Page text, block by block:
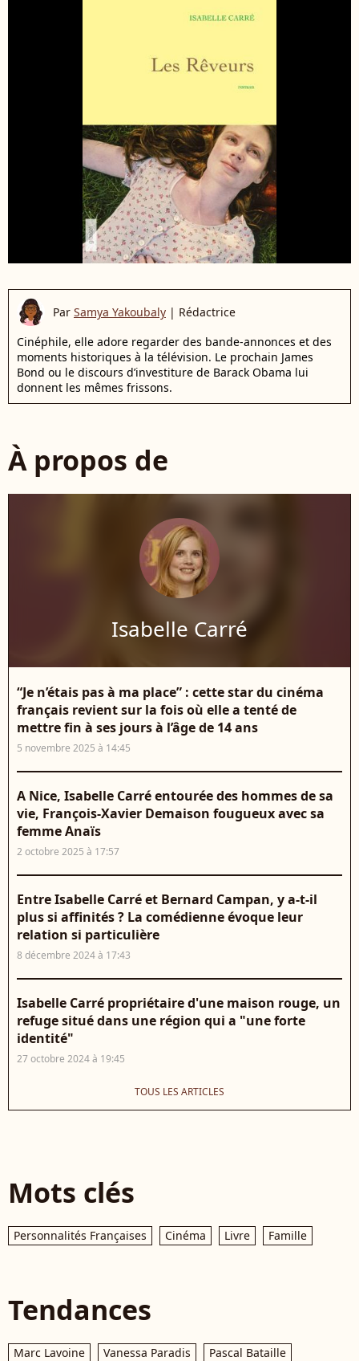
Par Samya Yakoubaly | Rédactrice
Cinéphile, elle adore regarder des bande-annonces et des
moments historiques à la télévision. Le prochain James
Bond ou le discours d’investiture de Barack Obama lui
donnent les mêmes frissons.
À propos de
Isabelle Carré
“Je n’étais pas à ma place” : cette star du cinéma
français revient sur la fois où elle a tenté de
mettre fin à ses jours à l’âge de 14 ans
5 novembre 2025 à 14:45
A Nice, Isabelle Carré entourée des hommes de sa
vie, François-Xavier Demaison fougueux avec sa
femme Anaïs
2 octobre 2025 à 17:57
Entre Isabelle Carré et Bernard Campan, y a-t-il
plus si affinités ? La comédienne évoque leur
relation si particulière
8 décembre 2024 à 17:43
Isabelle Carré propriétaire d'une maison rouge, un
refuge situé dans une région qui a "une forte
identité"
27 octobre 2024 à 19:45
TOUS LES ARTICLES
Mots clés
Personnalités Françaises Cinéma Livre Famille
Tendances
Marc Lavoine Vanessa Paradis
Pascal Bataille